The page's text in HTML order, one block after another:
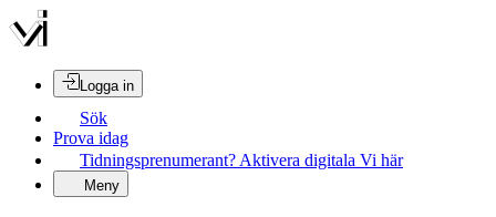
Logga in
Sök
Prova idag
Tidningsprenumerant? Aktivera digitala Vi här
Meny